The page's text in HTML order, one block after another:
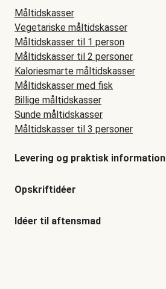
Måltidskasser
Vegetariske måltidskasser
Måltidskasser til 1 person
Måltidskasser til 2 personer
Kaloriesmarte måltidskasser
Måltidskasser med fisk
Billige måltidskasser
Sunde måltidskasser
Måltidskasser til 3 personer
Levering og praktisk information
Opskriftidéer
Idéer til aftensmad